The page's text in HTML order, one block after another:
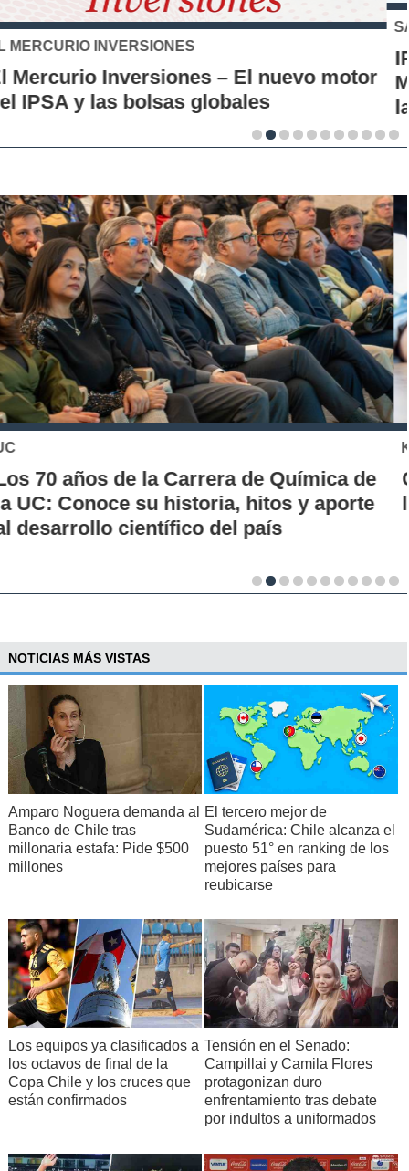
SANTO TOMÁS
IP-CFT Santo Tomás y Red de Hubs
Municipales firman alianza para impulsar
la innovación en los territorios
KHIPU
Conoce la historia de la nueva era para
los pagos en Chile
NOTICIAS MÁS VISTAS
Amparo Noguera demanda al
Banco de Chile tras
millonaria estafa: Pide $500
millones
El tercero mejor de
Sudamérica: Chile alcanza el
puesto 51° en ranking de los
mejores países para
reubicarse
Los equipos ya clasificados a
los octavos de final de la
Copa Chile y los cruces que
están confirmados
Tensión en el Senado:
Campillai y Camila Flores
protagonizan duro
enfrentamiento tras debate
por indultos a uniformados